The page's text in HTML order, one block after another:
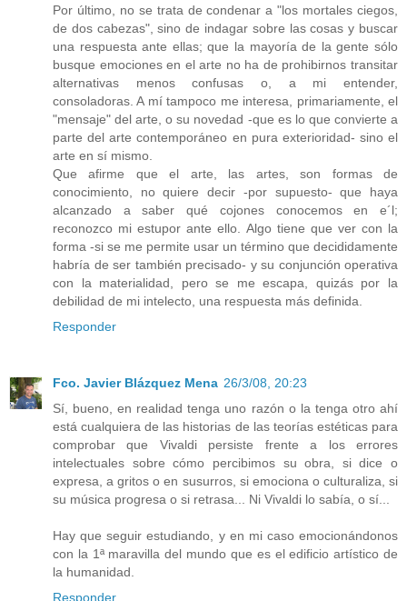
Por último, no se trata de condenar a "los mortales ciegos,
de dos cabezas", sino de indagar sobre las cosas y buscar
una respuesta ante ellas; que la mayoría de la gente sólo
busque emociones en el arte no ha de prohibirnos transitar
alternativas menos confusas o, a mi entender,
consoladoras. A mí tampoco me interesa, primariamente, el
"mensaje" del arte, o su novedad -que es lo que convierte a
parte del arte contemporáneo en pura exterioridad- sino el
arte en sí mismo.
Que afirme que el arte, las artes, son formas de
conocimiento, no quiere decir -por supuesto- que haya
alcanzado a saber qué cojones conocemos en e´l;
reconozco mi estupor ante ello. Algo tiene que ver con la
forma -si se me permite usar un término que decididamente
habría de ser también precisado- y su conjunción operativa
con la materialidad, pero se me escapa, quizás por la
debilidad de mi intelecto, una respuesta más definida.
Responder
Fco. Javier Blázquez Mena 26/3/08, 20:23
Sí, bueno, en realidad tenga uno razón o la tenga otro ahí
está cualquiera de las historias de las teorías estéticas para
comprobar que Vivaldi persiste frente a los errores
intelectuales sobre cómo percibimos su obra, si dice o
expresa, a gritos o en susurros, si emociona o culturaliza, si
su música progresa o si retrasa... Ni Vivaldi lo sabía, o sí...
Hay que seguir estudiando, y en mi caso emocionándonos
con la 1ª maravilla del mundo que es el edificio artístico de
la humanidad.
Responder